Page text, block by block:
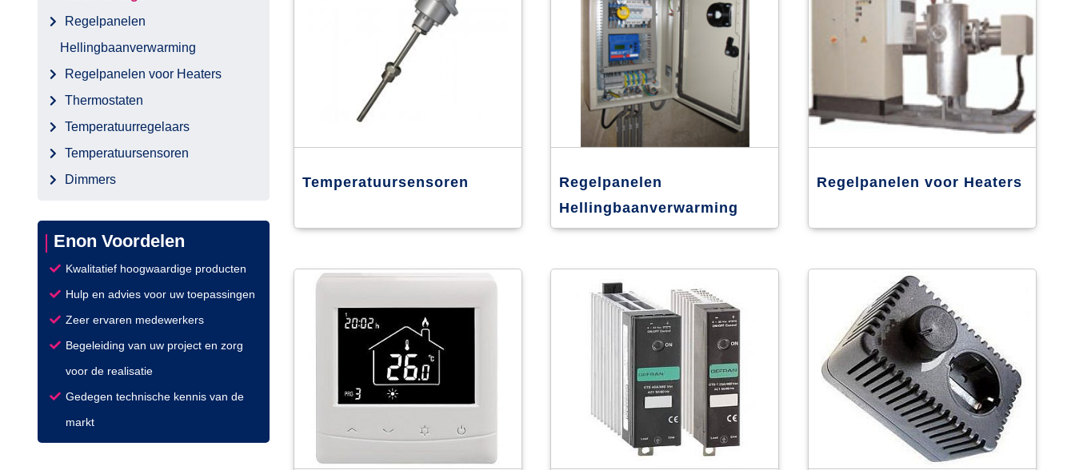
Regelpanelen
Hellingbaanverwarming
Regelpanelen voor Heaters
Thermostaten
Temperatuurregelaars
Temperatuursensoren
Dimmers
Enon Voordelen
Kwalitatief hoogwaardige producten
Hulp en advies voor uw toepassingen
Zeer ervaren medewerkers
Begeleiding van uw project en zorg
voor de realisatie
Gedegen technische kennis van de
markt
Temperatuursensoren
Regelpanelen
Hellingbaanverwarming
Regelpanelen voor Heaters